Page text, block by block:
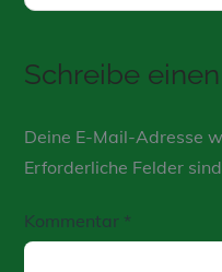
Schreibe
Deine E-Mail-Adresse
Erforderliche Felder
Kommentar *